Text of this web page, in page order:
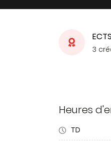
ECTS
3
Heures
TD